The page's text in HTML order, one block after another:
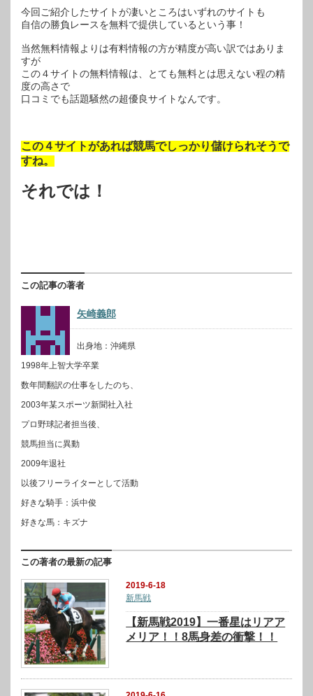
今回ご紹介したサイトが凄いところはいずれのサイトも
自信の勝負レースを無料で提供しているという事！
当然無料情報よりは有料情報の方が精度が高い訳ではありま
すが
この４サイトの無料情報は、とても無料とは思えない程の精
度の高さで
口コミでも話題騒然の超優良サイトなんです。
この４サイトがあれば競馬でしっかり儲けられそうで
すね。
それでは！
この記事の著者
矢崎義郎
出身地：沖縄県
1998年上智大学卒業
数年間翻訳の仕事をしたのち、
2003年某スポーツ新聞社入社
プロ野球記者担当後、
競馬担当に異動
2009年退社
以後フリーライターとして活動
好きな騎手：浜中俊
好きな馬：キズナ
この著者の最新の記事
2019-6-18
新馬戦
【新馬戦2019】一番星はリアア
メリア！！8馬身差の衝撃！！